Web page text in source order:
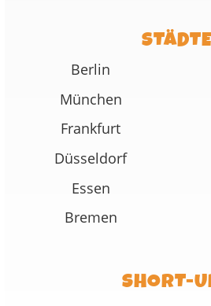
STÄDTE
Berlin
München
Frankfurt
Düsseldorf
Essen
Bremen
SHORT-